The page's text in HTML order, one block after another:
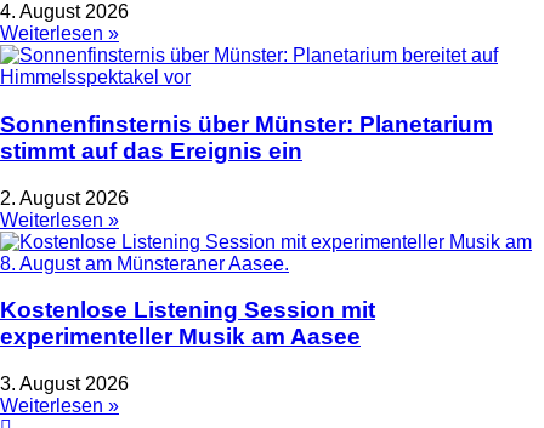
4. August 2026
Weiterlesen »
Sonnenfinsternis über Münster: Planetarium
stimmt auf das Ereignis ein
2. August 2026
Weiterlesen »
Kostenlose Listening Session mit
experimenteller Musik am Aasee
3. August 2026
Weiterlesen »